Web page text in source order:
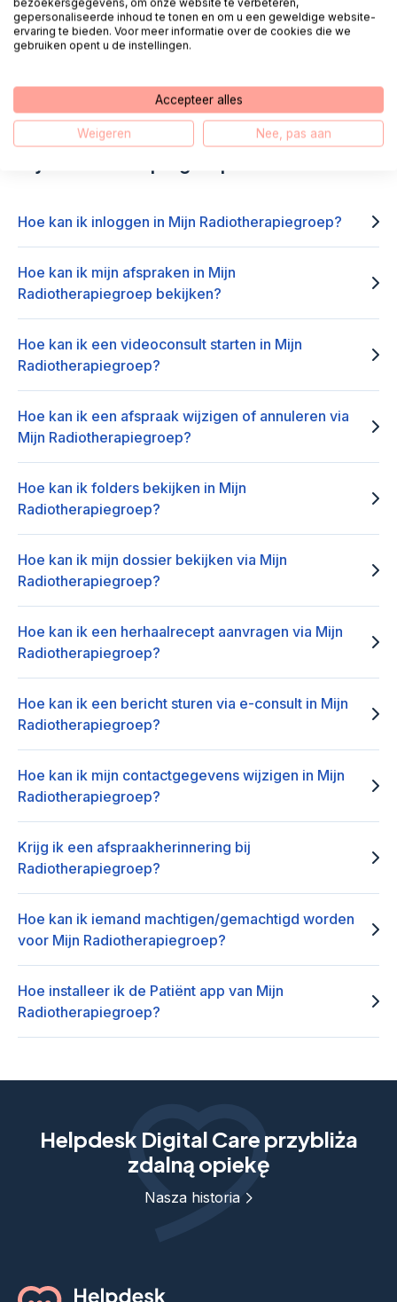
E-mail
Często zadawane pytania dotyczące
Hoe kan ik inloggen in Mijn Radiotherapiegroep?
Hoe kan ik mijn afspraken in Mijn
Radiotherapiegroep bekijken?
Hoe kan ik een videoconsult starten in Mijn
Radiotherapiegroep?
Hoe kan ik een afspraak wijzigen of annuleren via
Mijn Radiotherapiegroep?
Hoe kan ik folders bekijken in Mijn
Radiotherapiegroep?
Hoe kan ik mijn dossier bekijken via Mijn
Radiotherapiegroep?
Hoe kan ik een herhaalrecept aanvragen via Mijn
Radiotherapiegroep?
Hoe kan ik een bericht sturen via e-consult in Mijn
Radiotherapiegroep?
Hoe kan ik mijn contactgegevens wijzigen in Mijn
Radiotherapiegroep?
Krijg ik een afspraakherinnering bij
Radiotherapiegroep?
Hoe kan ik iemand machtigen/gemachtigd worden
voor Mijn Radiotherapiegroep?
Hoe installeer ik de Patiënt app van Mijn
Radiotherapiegroep?
Helpdesk Digital Care przybliża
zdalną opiekę
Nasza historia
gepersonaliseerde inhoud te tonen en om u een geweldige website-
ervaring te bieden. Voor meer informatie over de cookies die we
gebruiken opent u de instellingen.
Accepteer alles
Weigeren Nee, pas aan